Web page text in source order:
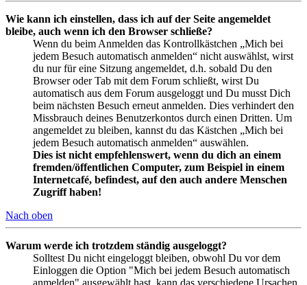
Wie kann ich einstellen, dass ich auf der Seite angemeldet
bleibe, auch wenn ich den Browser schließe?
Wenn du beim Anmelden das Kontrollkästchen „Mich bei
jedem Besuch automatisch anmelden“ nicht auswählst, wirst
du nur für eine Sitzung angemeldet, d.h. sobald Du den
Browser oder Tab mit dem Forum schließt, wirst Du
automatisch aus dem Forum ausgeloggt und Du musst Dich
beim nächsten Besuch erneut anmelden. Dies verhindert den
Missbrauch deines Benutzerkontos durch einen Dritten. Um
angemeldet zu bleiben, kannst du das Kästchen „Mich bei
jedem Besuch automatisch anmelden“ auswählen.
Dies ist nicht empfehlenswert, wenn du dich an einem
fremden/öffentlichen Computer, zum Beispiel in einem
Internetcafé, befindest, auf den auch andere Menschen
Zugriff haben!
Nach oben
Warum werde ich trotzdem ständig ausgeloggt?
Solltest Du nicht eingeloggt bleiben, obwohl Du vor dem
Einloggen die Option "Mich bei jedem Besuch automatisch
anmelden" ausgewählt hast, kann das verschiedene Ursachen